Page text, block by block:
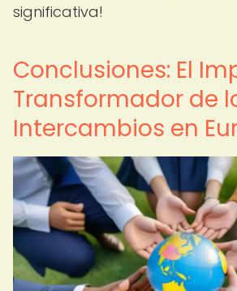
significativa!
Conclusiones: El
Transformador de
Intercambios en